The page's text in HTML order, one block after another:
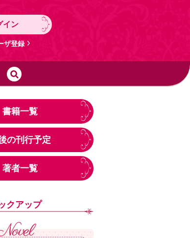
イン
ザ登録
書籍一覧
の刊行予定
著者一覧
クアップ